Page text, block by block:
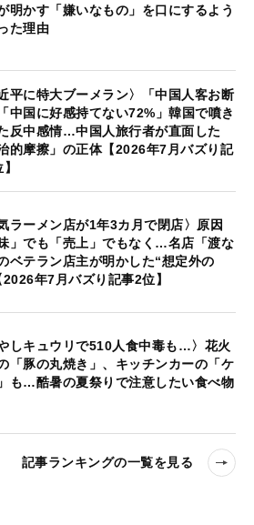
明かす「嫌いなもの」を口にするよう
た理由
近平に特大ブーメラン〉「中国人客お断
中国に好感持てない72%」韓国で噴き
反中感情…中国人旅行者が直面した
治的摩擦」の正体【2026年7月バズり記
気ラーメン店が1年3カ月で閉店〉原因
」でも「売上」でもなく…名店「渡な
ベテラン店主が明かした“想定外の
年7月バズり記事2位】
やしキュウリで510人食中毒も…〉花火
「豚の丸焼き」、キッチンカーの「ケ
も…酷暑の夏祭りで注意したい食べ物
記事ランキングの一覧を見る